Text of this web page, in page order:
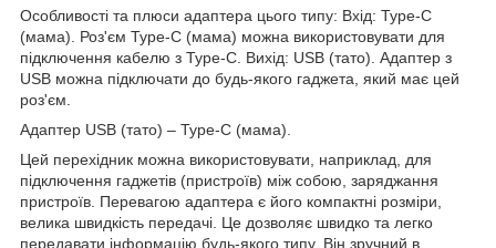
Особливості та плюси адаптера цього типу: Вхід: Type-C
(мама). Роз'єм Type-C (мама) можна використовувати для
підключення кабелю з Type-C. Вихід: USB (тато). Адаптер з
USB можна підключати до будь-якого гаджета, який має цей
роз'єм.
Адаптер USB (тато) – Type-C (мама).
Цей перехідник можна використовувати, наприклад, для
підключення гаджетів (пристроїв) між собою, заряджання
пристроїв. Перевагою адаптера є його компактні розміри,
велика швидкість передачі. Це дозволяє швидко та легко
передавати інформацію будь-якого типу. Він зручний в